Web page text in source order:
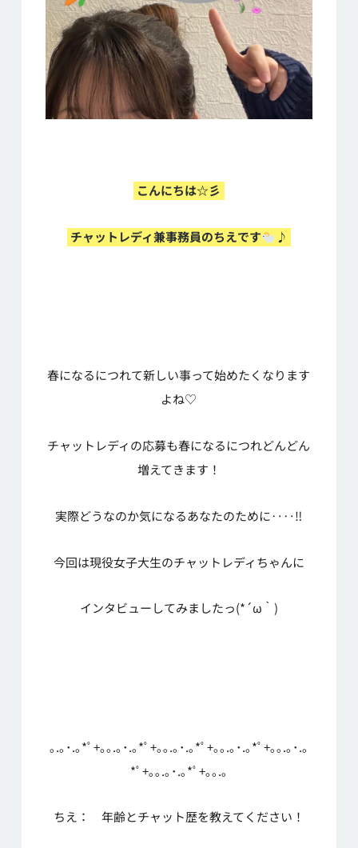
こんにちは☆彡
チャットレディ兼事務員のちえです ♪
春になるにつれて新しい事って始めたくなります
よね♡
チャットレディの応募も春になるにつれどんどん
増えてきます！
実際どうなのか気になるあなたのために‥‥‼
今回は現役女子大生のチャットレディちゃんに
インタビューしてみましたっ(*´ω｀)
｡.｡･.｡*ﾟ+｡｡.｡･.｡*ﾟ+｡｡.｡･.｡*ﾟ+｡｡.｡･.｡*ﾟ+｡｡.｡･.｡
*ﾟ+｡｡.｡･.｡*ﾟ+｡｡.｡
ちえ： 年齢とチャット歴を教えてください！